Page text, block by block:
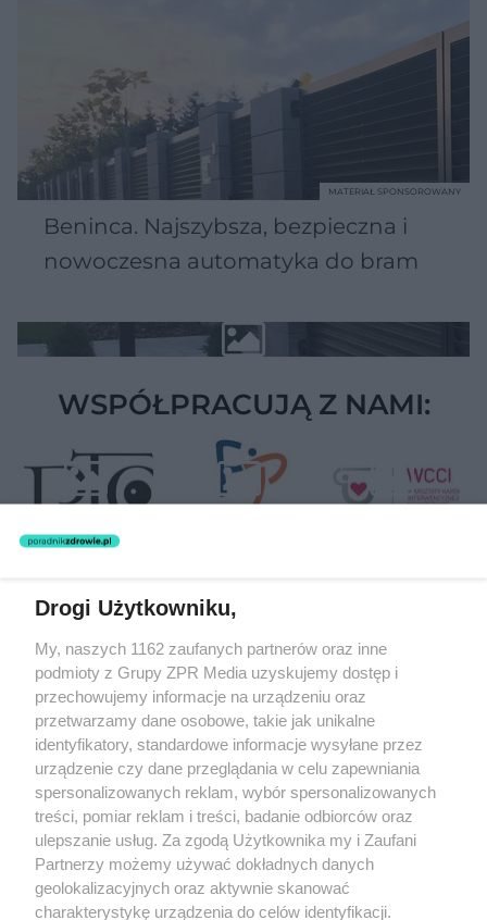
Beninca. Najszybsza, bezpieczna i
nowoczesna automatyka do bram
MATERIAŁ SPONSOROWANY
WSPÓŁPRACUJĄ Z NAMI:
rozpowszechniany lub dalej rozpowszechniany w jakikolwiek sposób
(w tym także elektroniczny lub mechaniczny) na jakimkolwiek polu
eksploatacji w jakiejkolwiek formie, włącznie z umieszczaniem w
Internecie bez pisemnej zgody właściciela praw. Jakiekolwiek użycie
lub wykorzystanie utworów w całości lub w części z naruszeniem
prawa, tzn. bez właściwej zgody, jest zabronione pod groźbą kary i
może być ścigane prawnie.
O nas
Drogi Użytkowniku,
My, naszych 1162 zaufanych partnerów oraz inne
podmioty z Grupy ZPR Media uzyskujemy dostęp i
przechowujemy informacje na urządzeniu oraz
przetwarzamy dane osobowe, takie jak unikalne
identyfikatory, standardowe informacje wysyłane przez
urządzenie czy dane przeglądania w celu zapewniania
spersonalizowanych reklam, wybór spersonalizowanych
treści, pomiar reklam i treści, badanie odbiorców oraz
ulepszanie usług. Za zgodą Użytkownika my i Zaufani
Partnerzy możemy używać dokładnych danych
geolokalizacyjnych oraz aktywnie skanować
charakterystykę urządzenia do celów identyfikacji.